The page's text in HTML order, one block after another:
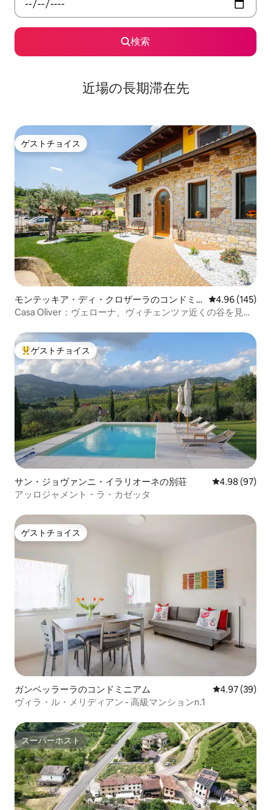
検索
近場の長期滞在先
ゲストチョイス
ゲストチョイス
モンテッキア・ディ・クロザーラのコンドミ
ニアム
レビュー145
4.96 (145)
Casa Oliver：ヴェローナ、ヴィチェンツァ近くの谷を見渡
大好評のゲストチョイスです。
ゲストチョイス
サン・ジョヴァンニ・イラリオーネの別荘 レビュー97
4.98 (97)
アッロジャメント・ラ・カゼッタ
ゲストチョイス
ゲストチョイス
ガンベッラーラのコンドミニアム レビュー39
4.97 (39)
ヴィラ・ル・メリディアン - 高級マンションn.1
スーパーホスト
スーパーホスト